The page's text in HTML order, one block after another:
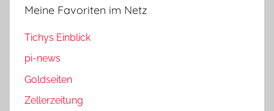
Meine Favoriten im Netz
Tichys Einblick
pi-news
Goldseiten
Zellerzeitung